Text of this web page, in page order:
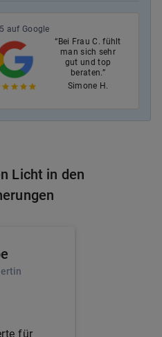
auf Google
“Bei Frau C. fühlt
man sich sehr
gut und top
beraten.”
Simone H.
Licht in den
für